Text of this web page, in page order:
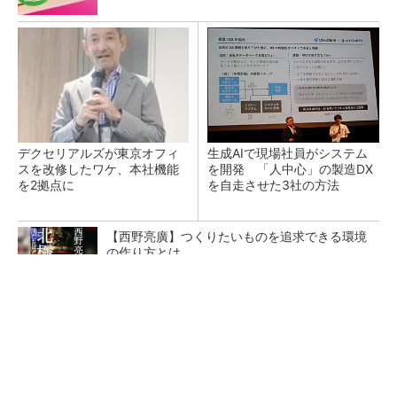
デクセリアルズが東京オフィ
スを改修したワケ、本社機能
を2拠点に
生成AIで現場社員がシステム
を開発 「人中心」の製造DX
を自走させた3社の方法
【西野亮廣】つくりたいものを追求できる環境
の作り方とは